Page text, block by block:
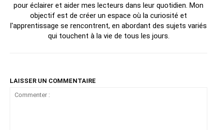
pour éclairer et aider mes lecteurs dans leur quotidien. Mon
objectif est de créer un espace où la curiosité et
l'apprentissage se rencontrent, en abordant des sujets variés
qui touchent à la vie de tous les jours.
LAISSER UN COMMENTAIRE